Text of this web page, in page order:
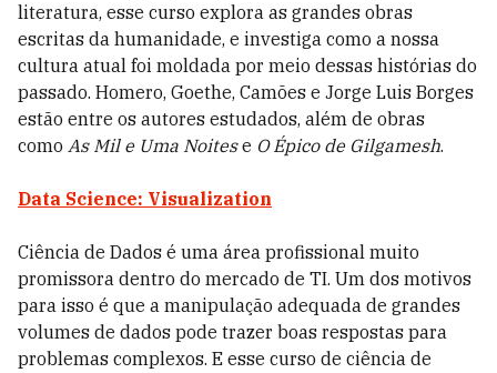
literatura, esse curso explora as grandes obras
escritas da humanidade, e investiga como a nossa
cultura atual foi moldada por meio dessas histórias do
passado. Homero, Goethe, Camões e Jorge Luis Borges
estão entre os autores estudados, além de obras
como As Mil e Uma Noites e O Épico de Gilgamesh.
Data Science: Visualization
Ciência de Dados é uma área profissional muito
promissora dentro do mercado de TI. Um dos motivos
para isso é que a manipulação adequada de grandes
volumes de dados pode trazer boas respostas para
problemas complexos. E esse curso de ciência de